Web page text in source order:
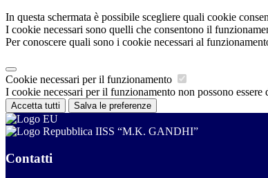
In questa schermata è possibile scegliere quali cookie
I cookie necessari sono quelli che consentono il
Per conoscere quali sono i cookie necessari al
Cookie necessari per il funzionamento
I cookie necessari per il funzionamento non possono
Accetta tutti Salva le preferenze
IISS “M.K. GANDHI”
Contatti